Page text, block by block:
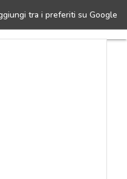
tra i preferiti su Google